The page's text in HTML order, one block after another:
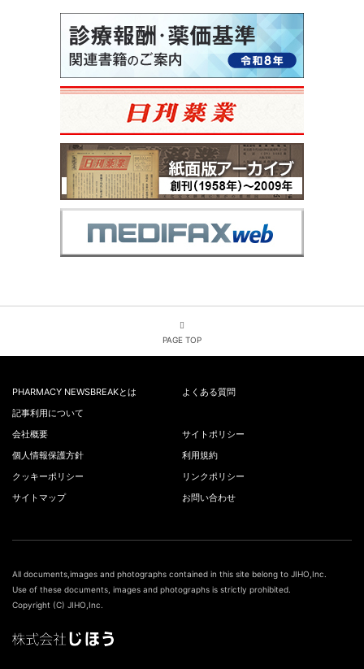
PAGE TOP
PHARMACY NEWSBREAKとは
よくある質問
記事利用について
会社概要
サイトポリシー
個人情報保護方針
利用規約
クッキーポリシー
リンクポリシー
サイトマップ
お問い合わせ
All documents,images and photographs contained in this site belong to JIHO,Inc.
Use of these documents, images and photographs is strictly prohibited.
Copyright (C) JIHO,Inc.